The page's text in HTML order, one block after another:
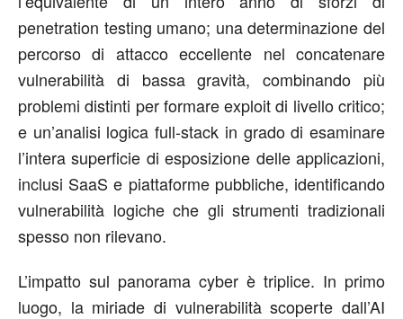
penetration testing umano; unadeterminazione del
percorso di attacco eccellente nel concatenare
vulnerabilità di bassa gravità, combinando più
problemidistinti per formare exploit di livello critico;
e un’analisi logica full-stack in grado di esaminare
l’intera superficie di esposizione delle applicazioni,
inclusi SaaS e piattaforme pubbliche, identificando
vulnerabilità logiche che gli strumenti tradizionali
spesso non rilevano.
L’impatto sul panorama cyber è triplice. In primo
luogo, la miriade di vulnerabilitàscoperte dall’AI